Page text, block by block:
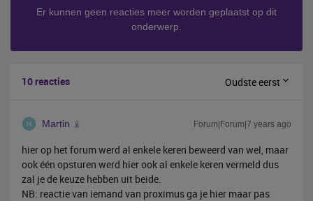
Er kunnen geen reacties meer worden geplaatst op dit
onderwerp.
10 reacties Oudste eerst
Martin Forum|Forum|7 years ago
hier op het forum werd al enkele keren beweerd van wel, maar
ook één opsturen werd hier ook al enkele keren vermeld dus
zal je de keuze hebben uit beide.
NB: reactie van iemand van proximus ga je hier maar pas